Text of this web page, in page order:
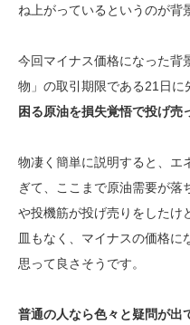
ね上がっているというのが背
今回マイナス価格になった背
物」の取引期限である21日に
困る原油を損失覚悟で投げ売
物凄く簡単に説明すると、エ
ぎて、ここまで原油需要が落
や投機筋が投げ売りをしたけ
皿もなく、マイナスの価格に
思って良さそうです。
普通の人なら色々と疑問が出